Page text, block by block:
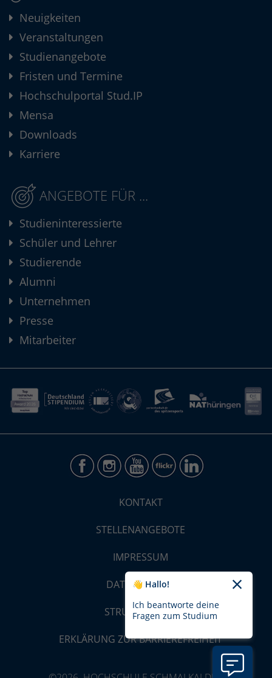
Neuigkeiten
Veranstaltungen
Studienangebote
Fristen und Termine
Hochschulportal Stud.IP
Mensa
Downloads
Karriere
ANGEBOTE FÜR ...
Studieninteressierte
Schüler und Lehrer
Studierende
Alumni
Unternehmen
Presse
Mitarbeiter
KONTAKT
STELLENANGEBOTE
IMPRESSUM
DATENSCHUTZ
STRUKTUR-MAP
ERKLÄRUNG ZUR BARRIEREFREIHEIT
👋 Hallo!
Ich beantworte deine
Fragen zum Studium